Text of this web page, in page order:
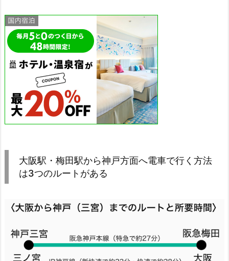
大阪駅・梅田駅から神戸方面へ電車で行く方法
は3つのルートがある